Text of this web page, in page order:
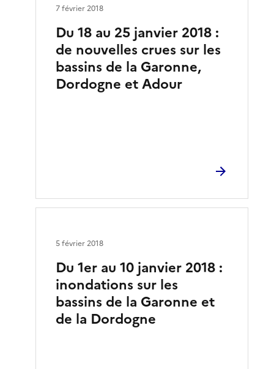
Du 18 au 25 janvier 2018 :
de nouvelles crues sur les
bassins de la Garonne,
Dordogne et Adour
7 février 2018
Du 1er au 10 janvier 2018 :
inondations sur les
bassins de la Garonne et
de la Dordogne
5 février 2018